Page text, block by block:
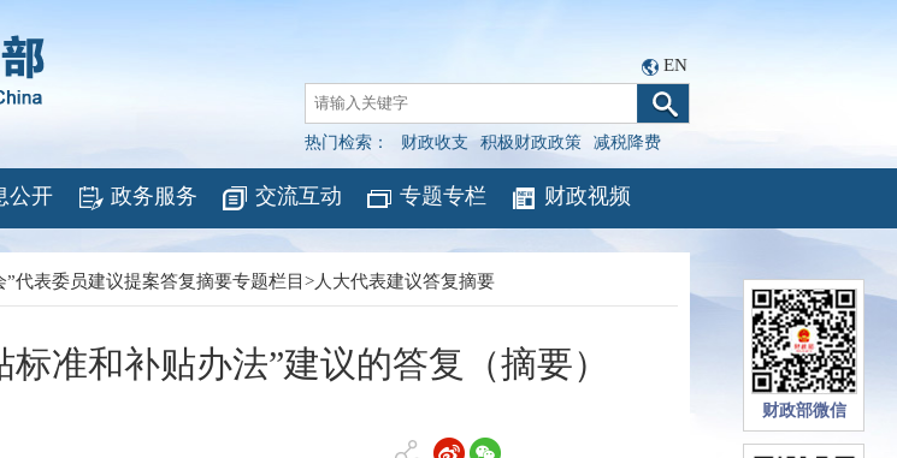
EN
热门检索： 财政收支 积极财政政策 减税降费
公开 政务服务 交流互动 专题专栏 财政视频
”代表委员建议提案答复摘要专题栏目 >人大代表建议答复摘要
准和补贴办法”建议的答复（摘要）
财政部微信